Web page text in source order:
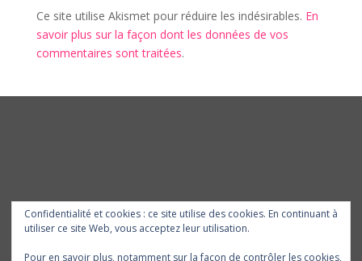
Ce site utilise Akismet pour réduire les indésirables. En
savoir plus sur la façon dont les données de vos
commentaires sont traitées.
Confidentialité et cookies : ce site utilise des cookies. En continuant à
utiliser ce site Web, vous acceptez leur utilisation.
Pour en savoir plus, notamment sur la façon de contrôler les cookies,